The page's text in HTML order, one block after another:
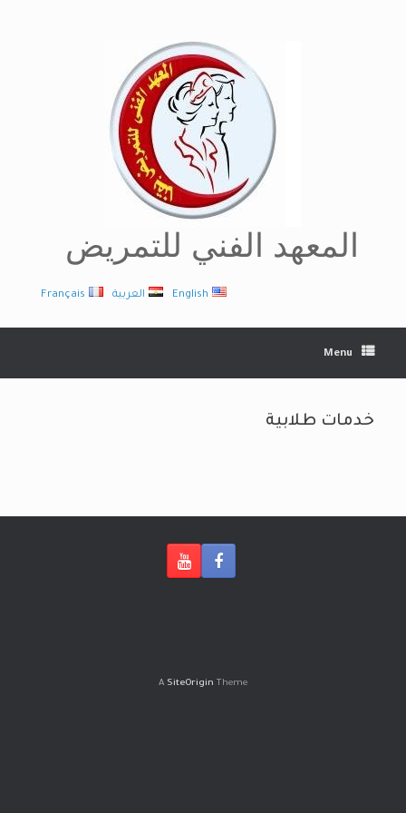
المعهد الفني للتمريض
Français العربية English
Menu
خدمات طلابية
A SiteOrigin Theme